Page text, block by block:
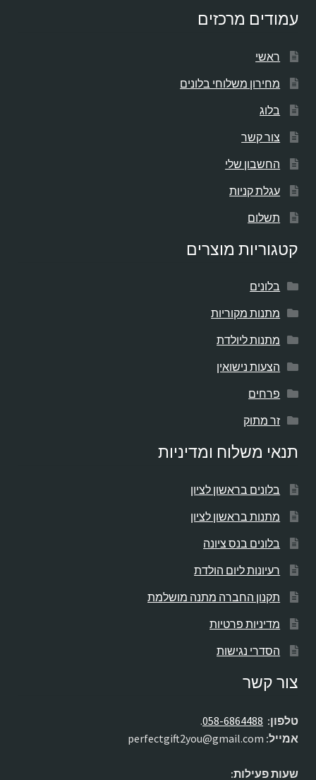
עמודים מרכזים
ראשי
מחירון משלוחי בלונים
בלוג
צור קשר
החשבון שלי
עגלת קניות
תשלום
קטגוריות מוצרים
בלונים
מתנות מקוריות
מתנות ליולדת
הצעות נישואין
פרחים
זר מתוק
תנאי משלוח ומדיניות
בלונים בראשון לציון
מתנות בראשון לציון
בלונים בנס ציונה
רעיונות ליום הולדת
תקנון החברה מתנה מושלמת
מדיניות פרטיות
הסדרי נגישות
צור קשר
טלפון: 058-6864488
.
אמייל:
שעות פעילות: